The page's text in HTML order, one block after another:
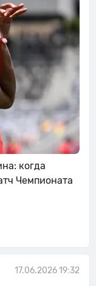
когда
Чемпионата
17.06.2026 19:32